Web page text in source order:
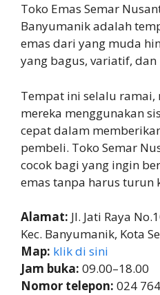
Toko Emas Semar
Banyumanik adalah
emas dari yang muda
yang bagus, variatif, dan
Tempat ini selalu ramai,
mereka menggunakan
cepat dalam
pembeli. Toko Semar
cocok bagi yang ingin
emas tanpa harus turun
Alamat: Jl. Jati Raya
Kec. Banyumanik, Kota
Map: klik di sini
Jam buka: 09.00–18.00
Nomor telepon: 024